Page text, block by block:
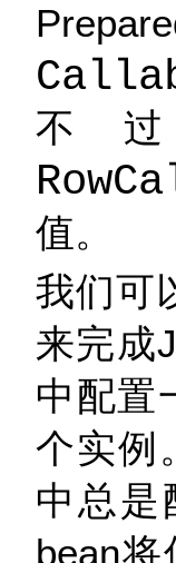
不过
值。
我们可
来完成
中配置
个实例
中总是
bean